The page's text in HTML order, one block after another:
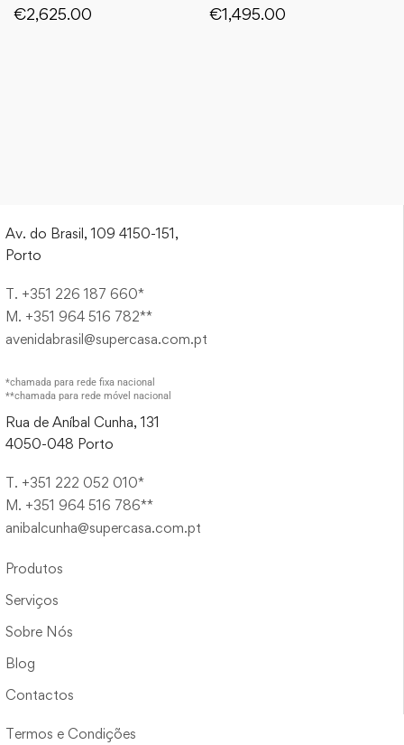
€2,625.00 €1,495.00
Av. do Brasil, 109 4150-151,
Porto
T. +351 226 187 660*
M. +351 964 516 782**
avenidabrasil@supercasa.com.pt
*chamada para rede fixa nacional
**chamada para rede móvel nacional
Rua de Aníbal Cunha, 131
4050-048 Porto
T. +351 222 052 010*
M. +351 964 516 786**
anibalcunha@supercasa.com.pt
Produtos
Serviços
Sobre Nós
Blog
Contactos
Termos e Condições